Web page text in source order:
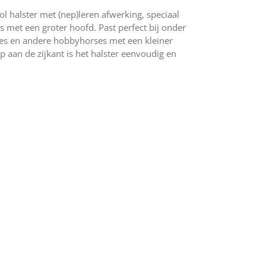
halster met (nep)leren afwerking, speciaal
met een groter hoofd. Past perfect bij onder
en andere hobbyhorses met een kleiner
aan de zijkant is het halster eenvoudig en